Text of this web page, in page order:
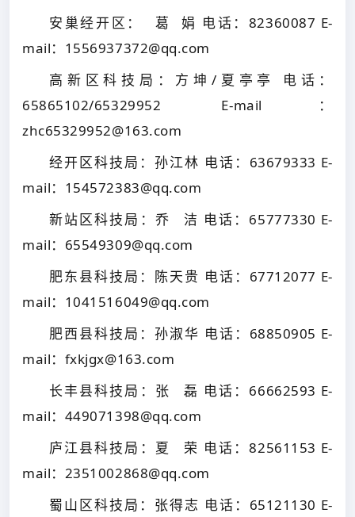
安巢经开区： 葛 娟 电话：82360087 E-
mail：1556937372@qq.com
高新区科技局：方坤/夏亭亭 电话：
65865102/65329952 E-mail：
zhc65329952@163.com
经开区科技局：孙江林 电话：63679333 E-
mail：154572383@qq.com
新站区科技局：乔 洁 电话：65777330 E-
mail：65549309@qq.com
肥东县科技局：陈天贵 电话：67712077 E-
mail：1041516049@qq.com
肥西县科技局：孙淑华 电话：68850905 E-
mail：fxkjgx@163.com
长丰县科技局：张 磊 电话：66662593 E-
mail：449071398@qq.com
庐江县科技局：夏 荣 电话：82561153 E-
mail：2351002868@qq.com
蜀山区科技局：张得志 电话：65121130 E-